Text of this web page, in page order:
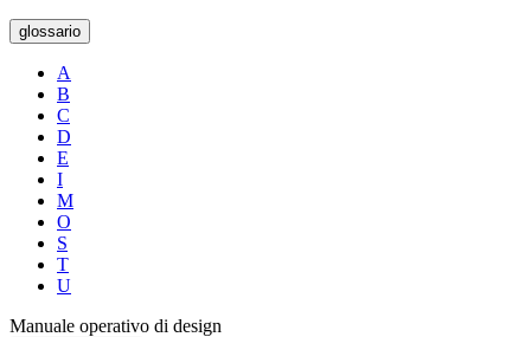
glossario
A
B
C
D
E
I
M
O
S
T
U
Manuale operativo di design